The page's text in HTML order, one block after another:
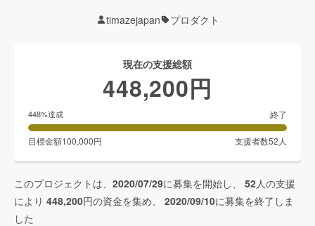
timazejapan プロダクト
現在の支援総額
448,200円
448%達成 終了
目標金額100,000円 支援者数52 人
このプロジェクトは、 2020/07/29に募集を開始し、 52人の支援
により 448,200円の資金を集め、 2020/09/10に募集を終了しま
した